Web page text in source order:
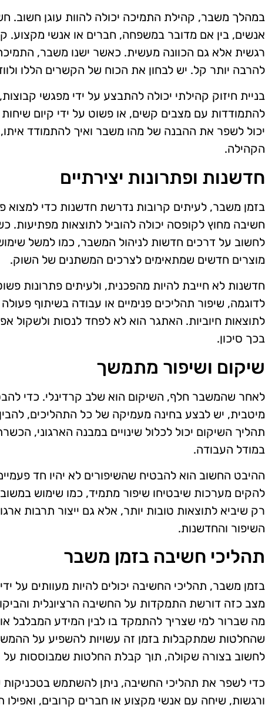
במהלך משבר, קהילת התמיכה יכולה להוות עוגן חשוב.
אנשים, בין אם מדובר במשפחה, חברים או אנשי מקצוע.
רגשית אלא גם הכוונה מעשית. כאשר ישנו משבר,
להרבה יותר קל. יש לבחון את הכוח של הקשרים הללו
בניית חיזוק קהילתי יכולה להתבצע על ידי מפגשי
להתמודדות עם מצבים קשים, או פשוט על ידי קיום
יכול לשפר את ההבנה של מהו משבר ואיך להתמודד
הקהילה.
חדשנות ופתרונות יצירתיים
בזמן משבר, לעיתים קרובות נדרשת חדשנות כדי למצוא
חשיבה מחוץ לקופסה יכולה להוביל לתוצאות מפתיעות.
לחשוב על דרכים חדשות לניהול המשבר, כמו למשל
מוצרים חדשים שמתאימים לצרכים המשתנים של השוק.
חדשנות לא חייבת להיות מהפכנית, ולעיתים פתרונות
לדוגמה, שיפור תהליכים פנימיים או עבודה בשיתוף
לתוצאות חיוביות. האתגר הוא לא לפחד לנסות ולשקול
בכך סיכון.
שיקום ושיפור מתמשך
לאחר שהמשבר חלף, השיקום הוא שלב קרדינלי. כדי
מיטבית, יש לבצע בחינה מעמיקה של כל התהליכים,
תהליך השיקום יכול לכלול שינויים במבנה הארגוני,
במודל העבודה.
ההיבט החשוב הוא להבטיח שהשיפורים לא יהיו חד
להקים מערכות שיבטיחו שיפור מתמיד, כמו שימוש
רק שיביא לתוצאות טובות יותר, אלא גם ייצור תרבות
השיפור והחדשנות.
תהליכי חשיבה בזמן משבר
בזמן משבר, תהליכי החשיבה יכולים להיות מעוותים על
מצב כזה דורשת התמקדות על החשיבה הרציונלית
מה שברור למי שצריך להתמקד בו לבין המידע המבלבל
שהחלטות שמתקבלות בזמן זה עשויות להשפיע על
לחשוב בצורה שקולה, תוך קבלת החלטות שמבוססות על
כדי לשפר את תהליכי החשיבה, ניתן להשתמש בטכניקות
ורגשות, שיחה עם אנשי מקצוע או חברים קרובים,